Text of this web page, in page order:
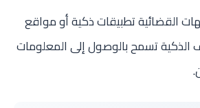
القضائية تطبيقات ذكية أو مواقع
الذكية تسمح بالوصول إلى المعلومات